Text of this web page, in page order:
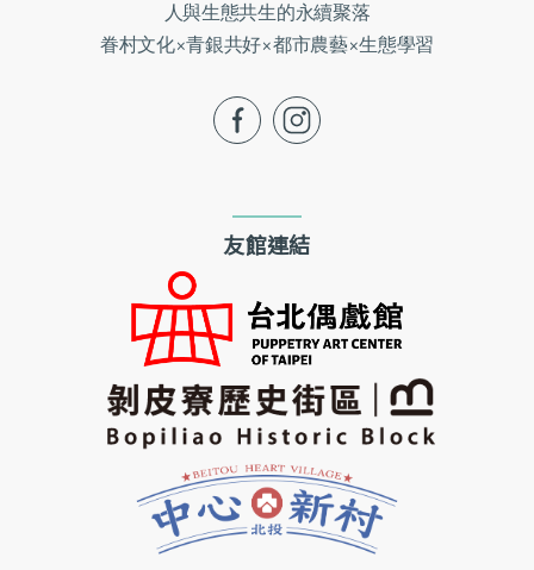
人與生態共生的永續聚落
眷村文化×青銀共好×都市農藝×生態學習
fb ig
友館連結